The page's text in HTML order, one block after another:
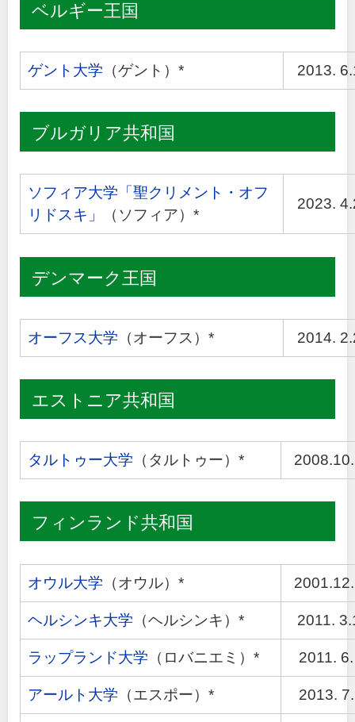
ベルギー王国
ゲント大学 （ゲント）* 2013.
ブルガリア共和国
ソフィア大学「聖クリメント・オフ
リドスキ」
（ソフィア）*
2023.
デンマーク王国
オーフス大学 （オーフス）* 2014.
エストニア共和国
タルトゥー大学 （タルトゥー）*
フィンランド共和国
オウル大学 （オウル）*
ヘルシンキ大学 （ヘルシンキ）* 2011.
ラップランド大学 （ロバニエミ）* 2011.
アールト大学 （エスポー）* 2013.